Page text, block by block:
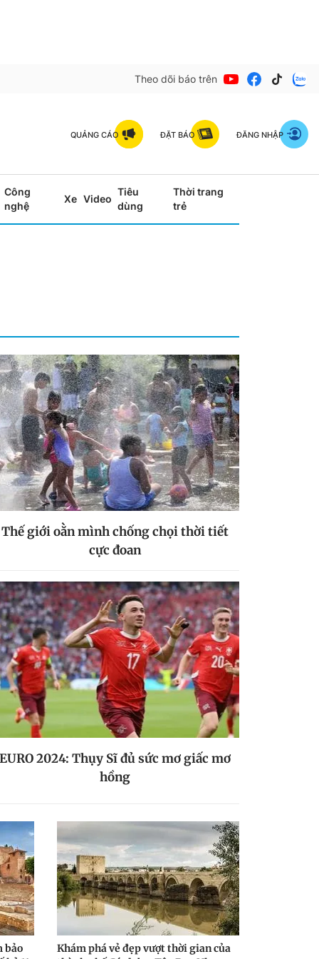
Theo dõi báo trên
QUẢNG CÁO ĐẶT BÁO ĐĂNG NHẬP
Công
nghệ
Xe Video
Tiêu
dùng
Thời trang
trẻ
Thế giới oằn mình chống chọi thời tiết
cực đoan
EURO 2024: Thụy Sĩ đủ sức mơ giấc mơ
hồng
bảo
Khám phá vẻ đẹp vượt thời gian của